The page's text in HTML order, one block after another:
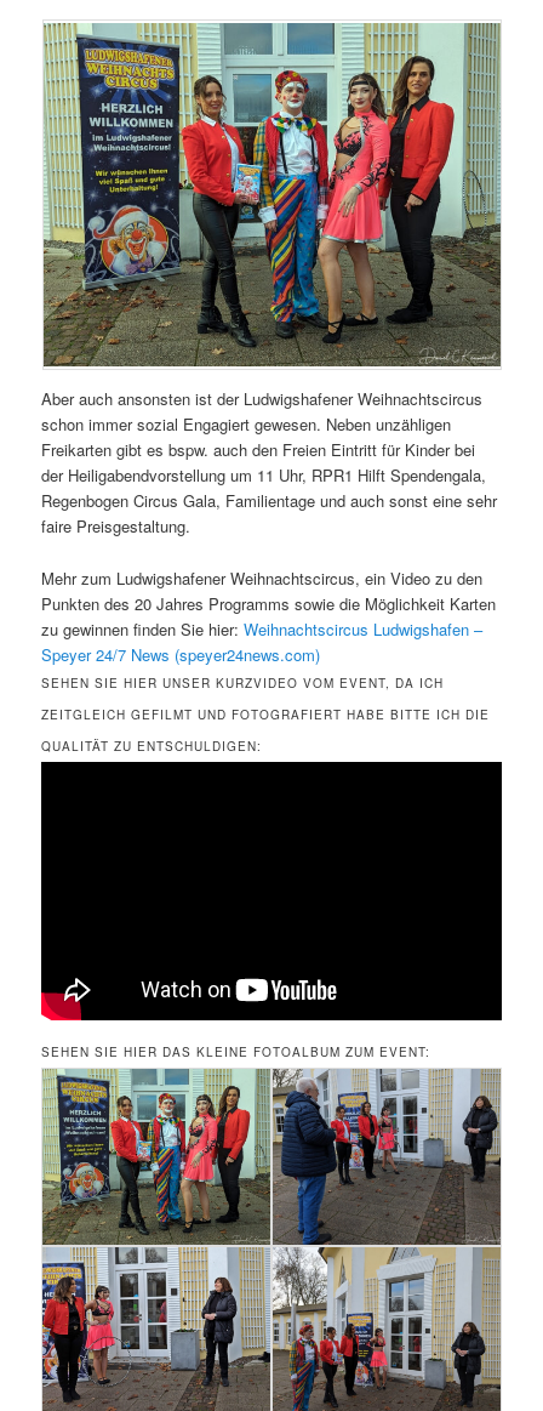
Aber auch ansonsten ist der Ludwigshafener Weihnachtscircus
schon immer sozial Engagiert gewesen. Neben unzähligen
Freikarten gibt es bspw. auch den Freien Eintritt für Kinder bei
der Heiligabendvorstellung um 11 Uhr, RPR1 Hilft Spendengala,
Regenbogen Circus Gala, Familientage und auch sonst eine sehr
faire Preisgestaltung.
Mehr zum Ludwigshafener Weihnachtscircus, ein Video zu den
Punkten des 20 Jahres Programms sowie die Möglichkeit Karten
zu gewinnen finden Sie hier:Weihnachtscircus Ludwigshafen –
Speyer 24/7 News (speyer24news.com)
SEHEN SIE HIER UNSER KURZVIDEO VOM EVENT, DA ICH
ZEITGLEICH GEFILMT UND FOTOGRAFIERT HABE BITTE ICH DIE
QUALITÄT ZU ENTSCHULDIGEN:
SEHEN SIE HIER DAS KLEINE FOTOALBUM ZUM EVENT: